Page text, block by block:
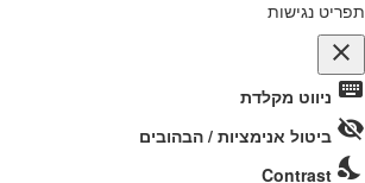
תפריט נגישות
close
פתיחה
וסגירה
של
תפריט
הנגישות
keyboard ניווט מקלדת
visibility_off ביטול אנימציות / הבהובים
nights_stay
Contrast